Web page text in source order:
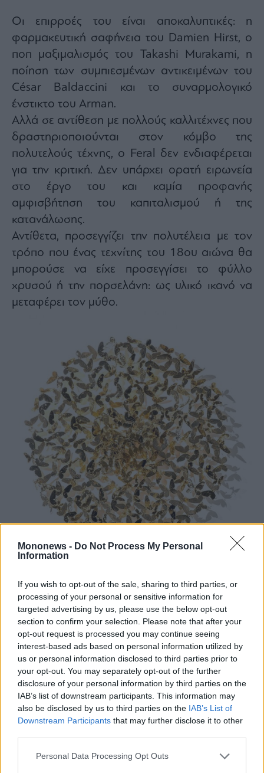
Mononews - Do Not Process My Personal
Information
If you wish to opt-out of the sale, sharing to third parties, or
processing of your personal or sensitive information for
targeted advertising by us, please use the below opt-out
section to confirm your selection. Please note that after your
opt-out request is processed you may continue seeing
interest-based ads based on personal information utilized by
us or personal information disclosed to third parties prior to
your opt-out. You may separately opt-out of the further
disclosure of your personal information by third parties on the
IAB’s list of downstream participants. This information may
also be disclosed by us to third parties on the IAB’s List of
Downstream Participants that may further disclose it to other
Personal Data Processing Opt Outs
Οι επιρροές του είναι αποκαλυπτικές: η
φαρμακευτική σαφήνεια του Damien Hirst, ο
ποπ μαξιμαλισμός του Takashi Murakami, η
ποίηση των συμπιεσμένων αντικειμένων του
César Baldaccini και το συναρμολογικό
ένστικτο του Arman.
Αλλά σε αντίθεση με πολλούς καλλιτέχνες που
δραστηριοποιούνται στον κόμβο της
πολυτελούς τέχνης, ο Feral δεν ενδιαφέρεται
για την κριτική. Δεν υπάρχει ορατή ειρωνεία
στο έργο του και καμία προφανής
αμφισβήτηση του καπιταλισμού ή της
κατανάλωσης.
Αντίθετα, προσεγγίζει την πολυτέλεια με τον
τρόπο που ένας τεχνίτης του 18ου αιώνα θα
μπορούσε να είχε προσεγγίσει το φύλλο
χρυσού ή την πορσελάνη: ως υλικό ικανό να
μεταφέρει τον μύθο.
Circle Of Life Gold – πηγή: Roman Feral
Τα χαρακτηριστικά γλυπτά του
μεταμορφώνουν τσάντες και βαλίτσες από
τους οίκους Chanel, Louis Vuitton, Hermès και